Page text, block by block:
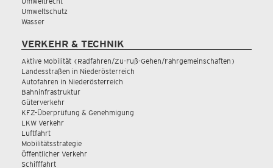
Umweltschutz
Wasser
VERKEHR & TECHNIK
Aktive Mobilität (Radfahren/Zu-Fuß-Gehen/Fahrgemeinschaften)
Landesstraßen in Niederösterreich
Autofahren in Niederösterreich
Bahninfrastruktur
Güterverkehr
KFZ-Überprüfung & Genehmigung
LKW Verkehr
Luftfahrt
Mobilitätsstrategie
Öffentlicher Verkehr
Schifffahrt